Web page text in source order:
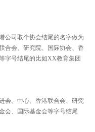
公司取个协会结尾的名字做为
合会、研究院、国际协会、香
字号结尾的比如XX教育集团
会、中心、香港联合会、研究
会、国际基金会等字号结尾